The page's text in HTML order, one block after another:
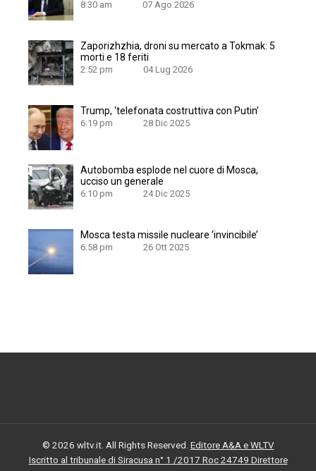
8:30 am 07 Ago 2026
Zaporizhzhia, droni su mercato a Tokmak: 5
morti e 18 feriti
2:52 pm 04 Lug 2026
Trump, ‘telefonata costruttiva con Putin’
6:19 pm 28 Dic 2025
Autobomba esplode nel cuore di Mosca,
ucciso un generale
6:10 pm 24 Dic 2025
Mosca testa missile nucleare ‘invincibile’
6:58 pm 26 Ott 2025
© 2026 wltv.it. All Rights Reserved. Editore A&A e WLTV
Iscritto al tribunale di Siracusa n° 1 /2017 Roc 24749 Direttore